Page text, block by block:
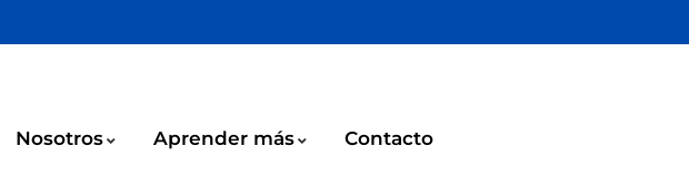
Nosotros Aprender más Contacto